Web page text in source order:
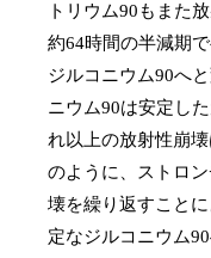
トリウム90もまた
約64時間の半減期
ジルコニウム90へ
ニウム90は安定し
れ以上の放射性崩
のように、ストロ
壊を繰り返すこと
定なジルコニウム